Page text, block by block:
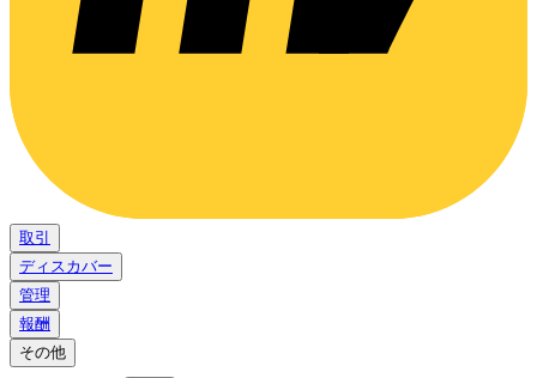
取引
ディスカバー
管理
報酬
その他